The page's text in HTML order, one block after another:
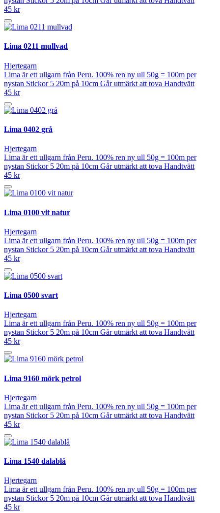
45 kr
Lima 0211 mullvad
Hjertegarn
Lima är ett ullgarn från Peru. 100% ren ny ull 50g = 100m per
nystan Stickor 5 20m på 10cm Går utmärkt att tova Handtvätt
45 kr
Lima 0402 grå
Hjertegarn
Lima är ett ullgarn från Peru. 100% ren ny ull 50g = 100m per
nystan Stickor 5 20m på 10cm Går utmärkt att tova Handtvätt
45 kr
Lima 0100 vit natur
Hjertegarn
Lima är ett ullgarn från Peru. 100% ren ny ull 50g = 100m per
nystan Stickor 5 20m på 10cm Går utmärkt att tova Handtvätt
45 kr
Lima 0500 svart
Hjertegarn
Lima är ett ullgarn från Peru. 100% ren ny ull 50g = 100m per
nystan Stickor 5 20m på 10cm Går utmärkt att tova Handtvätt
45 kr
Lima 9160 mörk petrol
Hjertegarn
Lima är ett ullgarn från Peru. 100% ren ny ull 50g = 100m per
nystan Stickor 5 20m på 10cm Går utmärkt att tova Handtvätt
45 kr
Lima 1540 dalablå
Hjertegarn
Lima är ett ullgarn från Peru. 100% ren ny ull 50g = 100m per
nystan Stickor 5 20m på 10cm Går utmärkt att tova Handtvätt
45 kr